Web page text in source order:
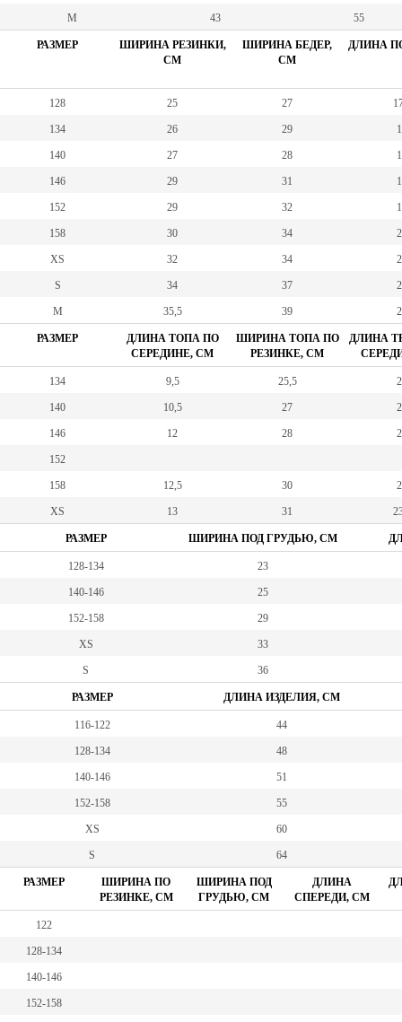
M 43 55
РАЗМЕР
ШИРИНА РЕЗИНКИ,
СМ
ШИРИНА БЕДЕР,
СМ
ДЛИНА
128 25 27
134 26 29
140 27 28
146 29 31
152 29 32
158 30 34
XS 32 34
S 34 37
M 35,5 39
РАЗМЕР
ДЛИНА ТОПА ПО
СЕРЕДИНЕ, СМ
ШИРИНА ТОПА ПО
РЕЗИНКЕ, СМ
ДЛИНА
134 9,5 25,5
140 10,5 27
146 12 28
152
158 12,5 30
XS 13 31
РАЗМЕР ШИРИНА ПОД ГРУДЬЮ, СМ
128-134 23
140-146 25
152-158 29
XS 33
S 36
РАЗМЕР ДЛИНА ИЗДЕЛИЯ, СМ
116-122 44
128-134 48
140-146 51
152-158 55
XS 60
S 64
РАЗМЕР
ШИРИНА ПО
РЕЗИНКЕ, СМ
ШИРИНА ПОД
ГРУДЬЮ, СМ
ДЛИНА
СПЕРЕДИ, СМ
122
128-134
140-146
152-158